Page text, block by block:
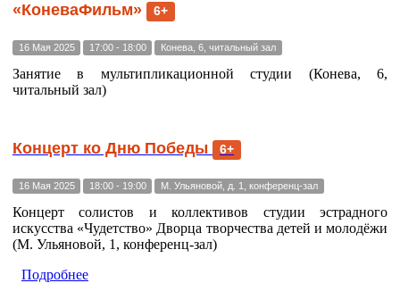
«КоневаФильм» 6+
16 Мая 2025 17:00 - 18:00 Конева, 6, читальный зал
Занятие в мультипликационной студии (Конева, 6,
читальный зал)
Концерт ко Дню Победы 6+
16 Мая 2025 18:00 - 19:00 М. Ульяновой, д. 1, конференц-зал
Концерт солистов и коллективов студии эстрадного
искусства «Чудетство» Дворца творчества детей и молодёжи
(М. Ульяновой, 1, конференц-зал)
Подробнее